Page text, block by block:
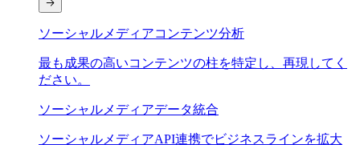
ソーシャルメディアコンテンツ分析
最も成果の高いコンテンツの柱を特定し、再現してく
ださい。
ソーシャルメディアデータ統合
ソーシャルメディアAPI連携でビジネスラインを拡大